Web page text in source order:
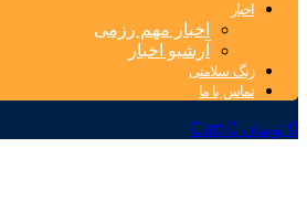
اخبار
اخبار مهم رزمی
آرشیو اخبار
زنگ سلامتی
تماس با ما
0 تومان 0
Cart